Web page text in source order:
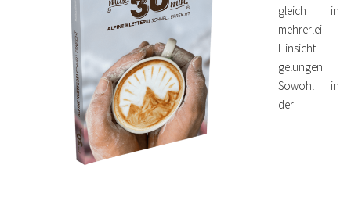
gleich in
mehrerlei
Hinsicht
gelungen.
Sowohl in
der